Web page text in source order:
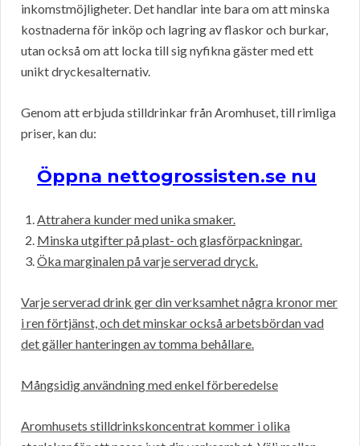
inkomstmöjligheter. Det handlar inte bara om att minska
kostnaderna för inköp och lagring av flaskor och burkar,
utan också om att locka till sig nyfikna gäster med ett
unikt dryckesalternativ.
Genom att erbjuda stilldrinkar från Aromhuset, till rimliga
priser, kan du:
Öppna nettogrossisten.se nu
Attrahera kunder med unika smaker.
Minska utgifter på plast- och glasförpackningar.
Öka marginalen på varje serverad dryck.
Varje serverad drink ger din verksamhet några kronor mer
i ren förtjänst, och det minskar också arbetsbördan vad
det gäller hanteringen av tomma behållare.
Mångsidig användning med enkel förberedelse
Aromhusets stilldrinkskoncentrat kommer i olika